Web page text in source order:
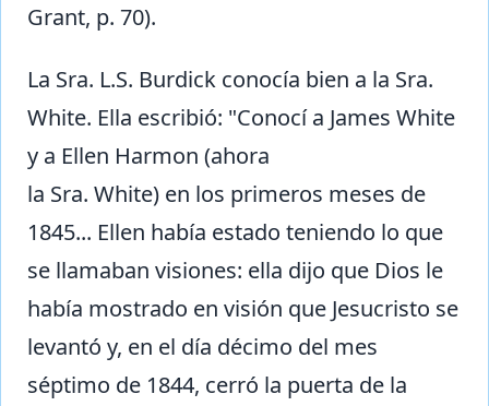
Grant, p. 70).
La Sra. L.S. Burdick conocía bien a la Sra.
White. Ella escribió: "Conocí a James White
y a Ellen Harmon (ahora
la Sra. White) en los primeros meses de
1845... Ellen había estado teniendo lo que
se llamaban visiones: ella dijo que Dios le
había mostrado en visión que Jesucristo se
levantó y, en el día décimo del mes
séptimo de 1844, cerró la puerta de la